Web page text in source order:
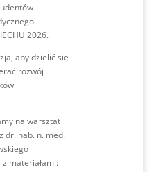
2026.
aby dzielić się
rozwój
na warsztat
dr. hab. n. med.
materiałami: